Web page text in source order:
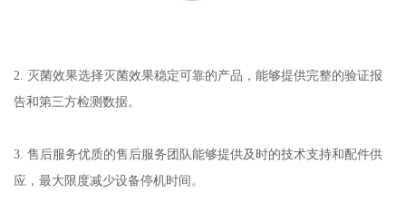
2. 灭菌效果选择灭菌效果稳定可靠的产品，能够提供完整的验证报
告和第三方检测数据。
3. 售后服务优质的售后服务团队能够提供及时的技术支持和配件供
应，最大限度减少设备停机时间。